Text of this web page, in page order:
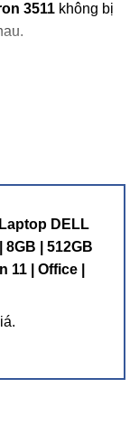
3511 không bị
mang lại cho
hơn.
DELL
8GB | 512GB
11 | Office |